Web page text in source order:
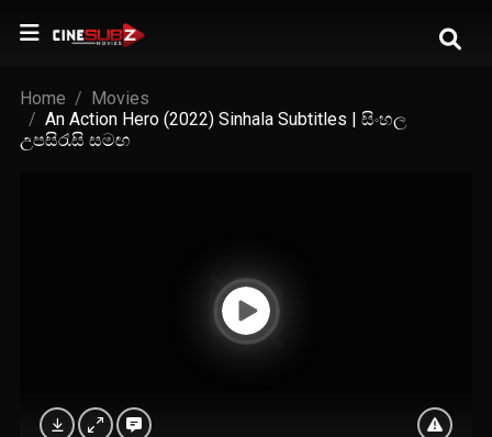
Home
Movies
An Action Hero (2022) Sinhala Subtitles | සිංහල
උපසිරැසි සමඟ